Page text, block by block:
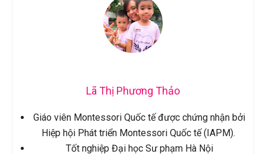
Lã Thị Phương Thảo
Giáo viên Montessori Quốc tế được chứng nhận bởi
Hiệp hội Phát triển Montessori Quốc tế (IAPM).
Tốt nghiệp Đại học Sư phạm Hà Nội